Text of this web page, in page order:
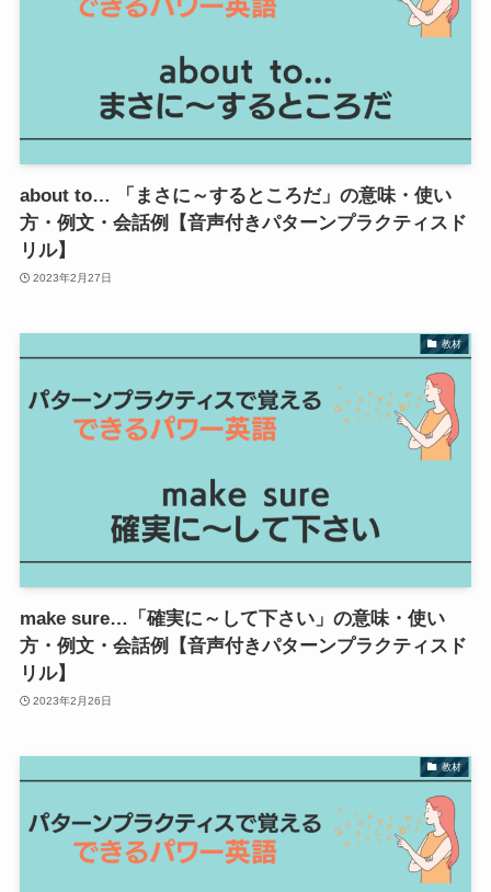
about to… 「まさに～するところだ」の意味・使い
方・例文・会話例【音声付きパターンプラクティスド
リル】
2023年2月27日
教材
make sure…「確実に～して下さい」の意味・使い
方・例文・会話例【音声付きパターンプラクティスド
リル】
2023年2月26日
教材